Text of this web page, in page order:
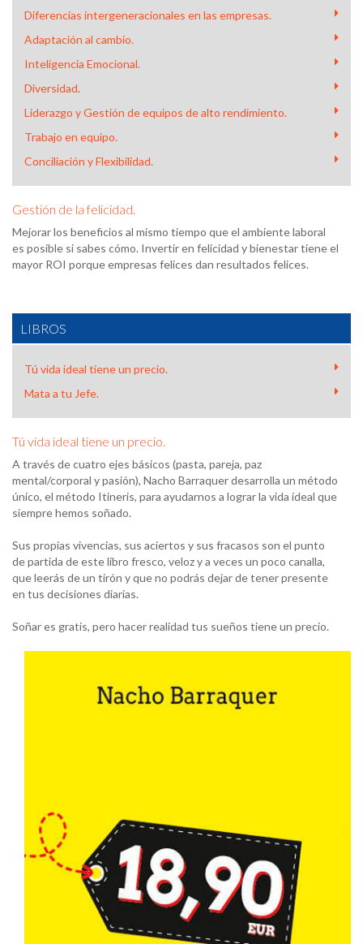
Diferencias intergeneracionales en las empresas.
Adaptación al cambio.
Inteligencia Emocional.
Diversidad.
Liderazgo y Gestión de equipos de alto rendimiento.
Trabajo en equipo.
Conciliación y Flexibilidad.
Gestión de la felicidad.
Mejorar los beneficios al mismo tiempo que el ambiente laboral
es posible si sabes cómo. Invertir en felicidad y bienestar tiene el
mayor ROI porque empresas felices dan resultados felices.
LIBROS
Tú vida ideal tiene un precio.
Mata a tu Jefe.
Tú vida ideal tiene un precio.
A través de cuatro ejes básicos (pasta, pareja, paz
mental/corporal y pasión), Nacho Barraquer desarrolla un método
único, el método Itineris, para ayudarnos a lograr la vida ideal que
siempre hemos soñado.
Sus propias vivencias, sus aciertos y sus fracasos son el punto
de partida de este libro fresco, veloz y a veces un poco canalla,
que leerás de un tirón y que no podrás dejar de tener presente
en tus decisiones diarias.
Soñar es gratis, pero hacer realidad tus sueños tiene un precio.